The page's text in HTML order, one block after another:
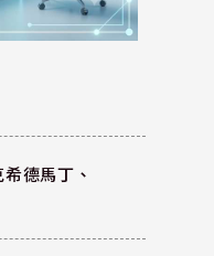
德馬丁、